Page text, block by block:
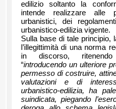
edilizio soltanto la
intende realizzare alle
urbanistici, dei
urbanistico-edilizia vigente.
Sulla base di tale principio,
l’illegittimità di una norma
in discorso, ritenendo
“introducendo un ulteriore
permesso di costruire,
valutazioni e di
urbanistico-edilizia, ha
suindicata, piegando